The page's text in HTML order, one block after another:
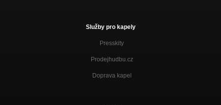
Služby pro kapely
Presskity
Prodejhudbu.cz
Doprava kapel